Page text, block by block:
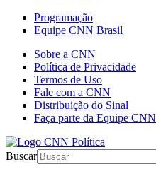
Programação
Equipe CNN Brasil
Sobre a CNN
Política de Privacidade
Termos de Uso
Fale com a CNN
Distribuição do Sinal
Faça parte da Equipe CNN
Buscar